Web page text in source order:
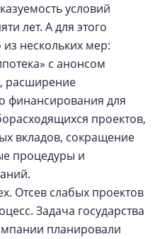
условий
лет. А для этого
нескольких мер:
с анонсом
расширение
финансирования для
проектов,
вкладов, сокращение
процедуры и
Отсев слабых проектов
Задача государства
планировали